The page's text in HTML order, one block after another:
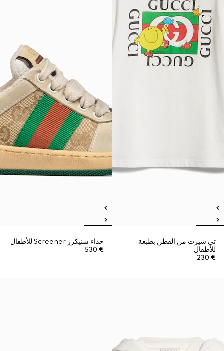
تي شيرت من القطن بطبعة
للأطفال
€ 230
حذاء سنيكرز Screener للأطفال
€ 530